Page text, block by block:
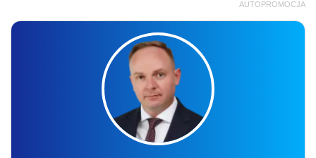
AUTOPROMOCJA